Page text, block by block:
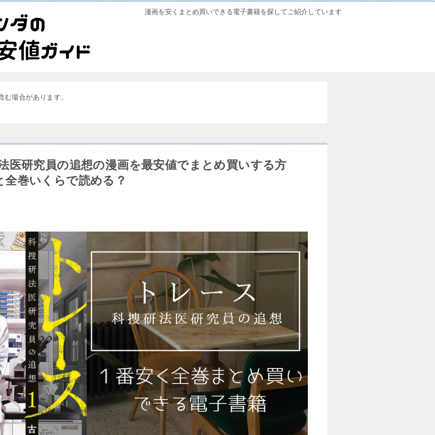
漫画を安くまとめ買いできる電子書籍を探してご紹介しています
場合があります。
医研究員の追想の漫画を最安値でまとめ買いする方
全巻いくらで読める？